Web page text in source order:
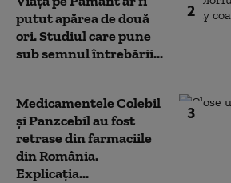
2
putut apărea de două
ori. Studiul care pune
sub semnul întrebării...
3
Medicamentele Colebil
și Panzcebil au fost
retrase din farmaciile
din România.
Explicația...